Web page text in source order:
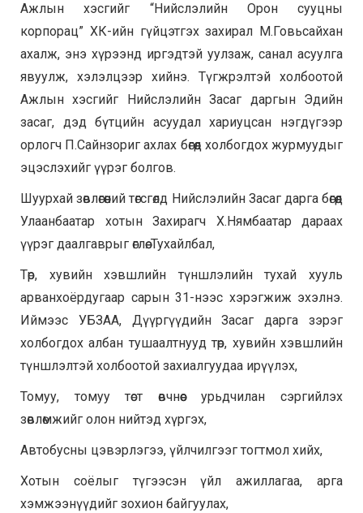
Ажлын хэсгийг “Нийслэлийн Орон сууцны
корпорац” ХК-ийн гүйцэтгэх захирал М.Говьсайхан
ахалж, энэ хүрээнд иргэдтэй уулзаж, санал асуулга
явуулж, хэлэлцээр хийнэ. Түгжрэлтэй холбоотой
Ажлын хэсгийг Нийслэлийн Засаг даргын Эдийн
засаг, дэд бүтцийн асуудал хариуцсан нэгдүгээр
орлогч П.Сайнзориг ахлах бөгөөд холбогдох журмуудыг
эцэслэхийг үүрэг болгов.
Шуурхай зөвлөгөөний төгсгөлд Нийслэлийн Засаг дарга бөгөөд
Улаанбаатар хотын Захирагч Х.Нямбаатар дараах
үүрэг даалгаврыг өглөө. Тухайлбал,
Төр, хувийн хэвшлийн түншлэлийн тухай хууль
арванхоёрдугаар сарын 31-нээс хэрэгжиж эхэлнэ.
Иймээс УБЗАА, Дүүргүүдийн Засаг дарга зэрэг
холбогдох албан тушаалтнууд төр, хувийн хэвшлийн
түншлэлтэй холбоотой захиалгуудаа ирүүлэх,
Томуу, томуу төст өвчнөөс урьдчилан сэргийлэх
зөвлөмжийг олон нийтэд хүргэх,
Автобусны цэвэрлэгээ, үйлчилгээг тогтмол хийх,
Хотын соёлыг түгээсэн үйл ажиллагаа, арга
хэмжээнүүдийг зохион байгуулах,